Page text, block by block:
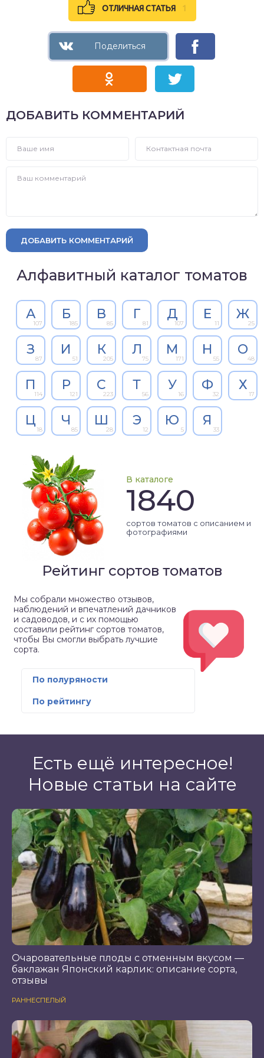
ОТЛИЧНАЯ СТАТЬЯ 1
ДОБАВИТЬ КОММЕНТАРИЙ
ДОБАВИТЬ КОММЕНТАРИЙ
Алфавитный каталог томатов
А
107
Б
185
В
85
Г
81
Д
107
Е
11
Ж
25
З
87
И
51
К
205
Л
75
М
171
Н
55
О
48
П
114
Р
121
С
223
Т
56
У
16
Ф
32
Х
17
Ц
18
Ч
85
Ш
28
Э
12
Ю
5
Я
33
В каталоге
1840
сортов томатов с описанием и
фотографиями
Рейтинг сортов томатов
Мы собрали множество отзывов,
наблюдений и впечатлений дачников
и садоводов, и с их помощью
составили рейтинг сортов томатов,
чтобы Вы смогли выбрать лучшие
сорта.
По полуряности
По рейтингу
Есть ещё интересное!
Новые статьи на сайте
Очаровательные плоды с отменным вкусом —
баклажан Японский карлик: описание сорта,
отзывы
РАННЕСПЕЛЫЙ